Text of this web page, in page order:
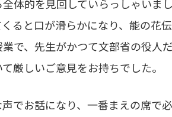
体的を見回していらっしゃいま
ると口が滑らかになり、能の花
で、先生がかつて文部省の役人
厳しいご意見をお持ちでした。
でお話になり、一番まえの席で